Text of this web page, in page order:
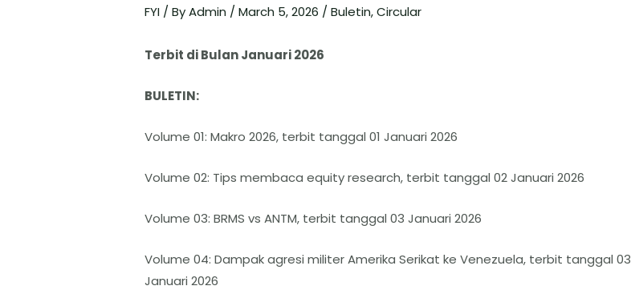
FYI/ ByAdmin / March 5, 2026 / Buletin,Circular
Terbit di Bulan Januari 2026
BULETIN:
Volume 01: Makro 2026, terbit tanggal 01 Januari 2026
Volume 02: Tips membaca equity research, terbit tanggal 02 Januari 2026
Volume 03: BRMS vs ANTM, terbit tanggal 03 Januari 2026
Volume 04: Dampak agresi militer Amerika Serikat ke Venezuela, terbit tanggal 03
Januari 2026